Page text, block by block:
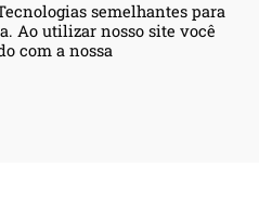
semelhantes para
Ao utilizar nosso site você
com a nossa